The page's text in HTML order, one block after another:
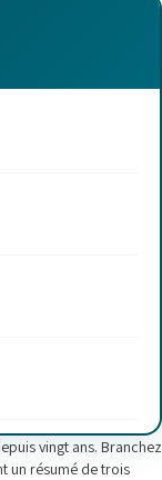
vingt ans. Branchez
un résumé de trois